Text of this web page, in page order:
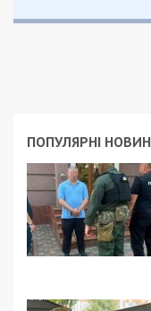
залишатися
отримувати
Приєднуйтесь
за останніми